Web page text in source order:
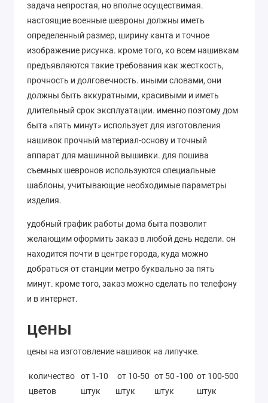
задача непростая, но вполне осуществимая.
настоящие военные шевроны должны иметь
определенный размер, ширину канта и точное
изображение рисунка. кроме того, ко всем нашивкам
предъявляются такие требования как жесткость,
прочность и долговечность. иными словами, они
должны быть аккуратными, красивыми и иметь
длительный срок эксплуатации. именно поэтому дом
быта «пять минут» использует для изготовления
нашивок прочный материал-основу и точный
аппарат для машинной вышивки. для пошива
съемных шевронов используются специальные
шаблоны, учитывающие необходимые параметры
изделия.
удобный график работы дома быта позволит
желающим оформить заказ в любой день недели. он
находится почти в центре города, куда можно
добраться от станции метро буквально за пять
минут. кроме того, заказ можно сделать по телефону
и в интернет.
цены
цены на изготовление нашивок на липучке.
количество
цветов
от 1-10
штук
от 10-50
штук
от 50 -100
штук
от 100-500
штук